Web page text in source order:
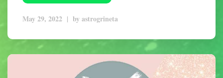
May 29, 2022 | byastrogrineta